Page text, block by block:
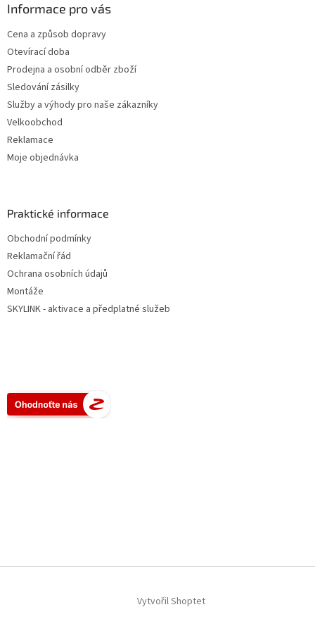
Informace pro vás
Cena a způsob dopravy
Otevírací doba
Prodejna a osobní odběr zboží
Sledování zásilky
Služby a výhody pro naše zákazníky
Velkoobchod
Reklamace
Moje objednávka
Praktické informace
Obchodní podmínky
Reklamační řád
Ochrana osobních údajů
Montáže
SKYLINK - aktivace a předplatné služeb
Vytvořil Shoptet